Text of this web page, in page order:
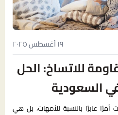
١٩ أغسطس ٢٠٢٥
للاتساخ: الحل
السعودية
أمرًا عابرًا بالنسبة للأمهات، بل هي